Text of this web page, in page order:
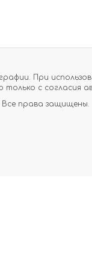
При
только с согласия
права защищены.